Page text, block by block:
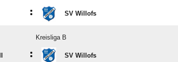
: SV Willofs
Kreisliga B
: SV Willofs